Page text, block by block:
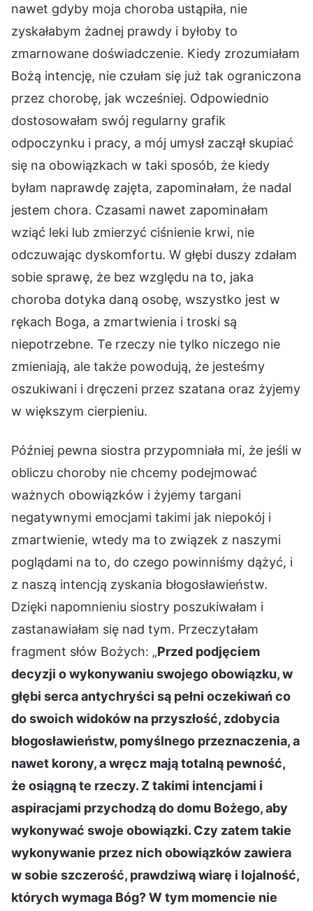
nawet gdyby moja choroba ustąpiła, nie
zyskałabym żadnej prawdy i byłoby to
zmarnowane doświadczenie. Kiedy zrozumiałam
Bożą intencję, nie czułam się już tak ograniczona
przez chorobę, jak wcześniej. Odpowiednio
dostosowałam swój regularny grafik
odpoczynku i pracy, a mój umysł zaczął skupiać
się na obowiązkach w taki sposób, że kiedy
byłam naprawdę zajęta, zapominałam, że nadal
jestem chora. Czasami nawet zapominałam
wziąć leki lub zmierzyć ciśnienie krwi, nie
odczuwając dyskomfortu. W głębi duszy zdałam
sobie sprawę, że bez względu na to, jaka
choroba dotyka daną osobę, wszystko jest w
rękach Boga, a zmartwienia i troski są
niepotrzebne. Te rzeczy nie tylko niczego nie
zmieniają, ale także powodują, że jesteśmy
oszukiwani i dręczeni przez szatana oraz żyjemy
w większym cierpieniu.
Później pewna siostra przypomniała mi, że jeśli w
obliczu choroby nie chcemy podejmować
ważnych obowiązków i żyjemy targani
negatywnymi emocjami takimi jak niepokój i
zmartwienie, wtedy ma to związek z naszymi
poglądami na to, do czego powinniśmy dążyć, i
z naszą intencją zyskania błogosławieństw.
Dzięki napomnieniu siostry poszukiwałam i
zastanawiałam się nad tym. Przeczytałam
fragment słów Bożych: „Przed podjęciem
decyzji o wykonywaniu swojego obowiązku, w
głębi serca antychryści są pełni oczekiwań co
do swoich widoków na przyszłość, zdobycia
błogosławieństw, pomyślnego przeznaczenia, a
nawet korony, a wręcz mają totalną pewność,
że osiągną te rzeczy. Z takimi intencjami i
aspiracjami przychodzą do domu Bożego, aby
wykonywać swoje obowiązki. Czy zatem takie
wykonywanie przez nich obowiązków zawiera
w sobie szczerość, prawdziwą wiarę i lojalność,
których wymaga Bóg? W tym momencie nie